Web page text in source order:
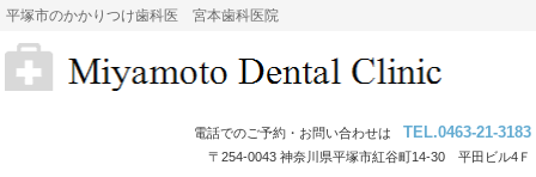
平塚市のかかりつけ歯科医 宮本歯科医院
電話でのご予約・お問い合わせは TEL.0463-21-3183
〒254-0043 神奈川県平塚市紅谷町14-30 平田ビル4Ｆ